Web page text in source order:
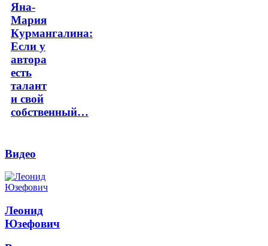
Яна-
Мария
Курмангалина:
Если у
автора
есть
талант
и свой
собственный…
Видео
Леонид
Юзефович